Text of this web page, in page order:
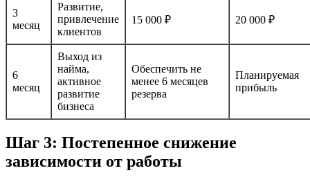
3
месяц
Развитие,
привлечение
клиентов
15 000 ₽ 20 000 ₽
6
месяц
Выход из
найма,
активное
развитие
бизнеса
Обеспечить не
менее 6 месяцев
резерва
Планируемая
прибыль
Шаг 3: Постепенное снижение
зависимости от работы